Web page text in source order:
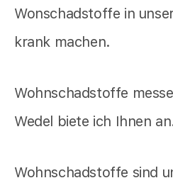
Wonschadstoffe in
krank machen.
Wohnschadstoffe
Wedel biete ich Ihnen
Wohnschadstoffe sind